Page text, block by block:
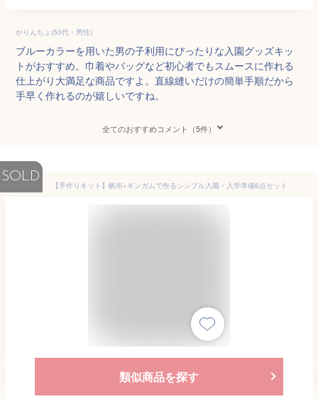
かりんちょ(50代・男性)
ブルーカラーを用いた男の子利用にぴったりな入園グッズキッ
トがおすすめ。巾着やバッグなど初心者でもスムースに作れる
仕上がり大満足な商品ですよ。直線縫いだけの簡単手順だから
手早く作れるのが嬉しいですね。
全てのおすすめコメント（5件）
SOLD
【手作りキット】帆布×ギンガムで作るシンプル入園・入学準備6点セット
類似商品を探す